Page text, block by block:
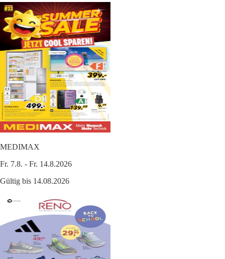
MEDIMAX
Fr. 7.8. - Fr. 14.8.2026
Gültig bis 14.08.2026